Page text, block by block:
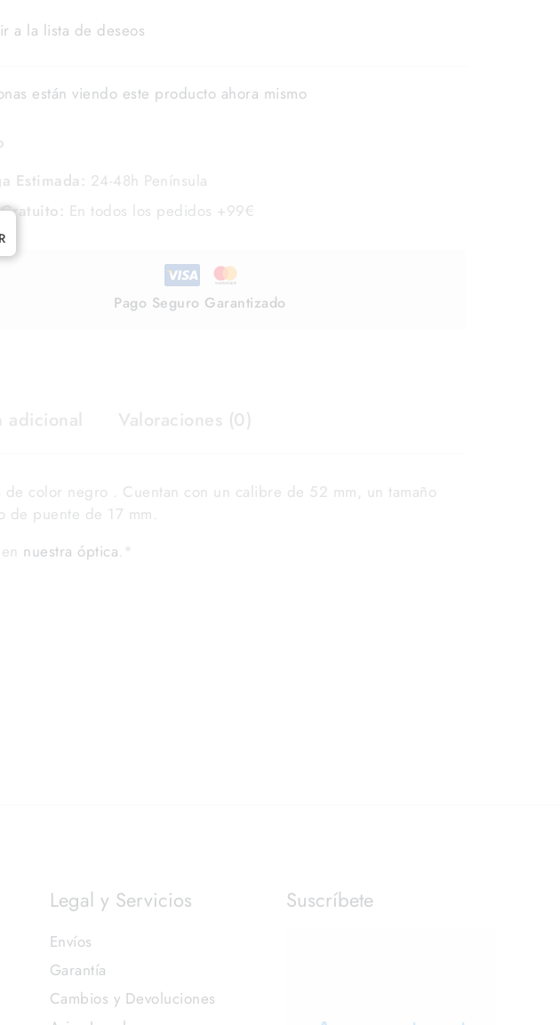
a la lista de deseos
están viendo este producto ahora mismo
Estimada: 24-48h Península
En todos los pedidos +99€
Pago Seguro Garantizado
adicional Valoraciones (0)
color negro . Cuentan con un calibre de 52 mm, un tamaño
de puente de 17 mm.
nuestra óptica.*
Legal y Servicios
Envíos
Garantía
Cambios y Devoluciones
Suscríbete